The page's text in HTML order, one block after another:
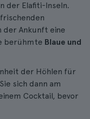
der Elafiti-Inseln.
der Ankunft eine
berühmte Blaue und
der Höhlen für
sich dann am
Cocktail, bevor